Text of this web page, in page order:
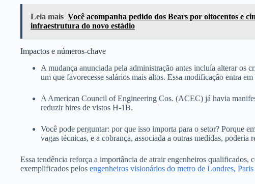
Leia mais Você acompanha pedido dos Bears por oitocentos e
infraestrutura do novo estádio
Impactos e números-chave
A mudança anunciada pela administração antes incluía alterar os
um que favorecesse salários mais altos. Essa modificação entra
A American Council of Engineering Cos. (ACEC) já havia
reduzir hires de vistos H-1B.
Você pode perguntar: por que isso importa para o setor? Porque
vagas técnicas, e a cobrança, associada a outras medidas,
Essa tendência reforça a importância de atrair engenheiros qualificados,
exemplificados pelos engenheiros visionários do metro de Londres,